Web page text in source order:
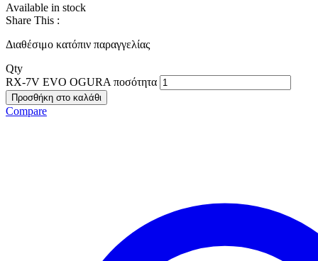
Available in stock
Share This :
Διαθέσιμο κατόπιν παραγγελίας
Qty
RX-7V EVO OGURA ποσότητα
Προσθήκη στο καλάθι
Compare